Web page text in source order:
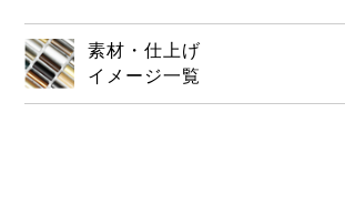
素材・仕上げ
イメージ一覧